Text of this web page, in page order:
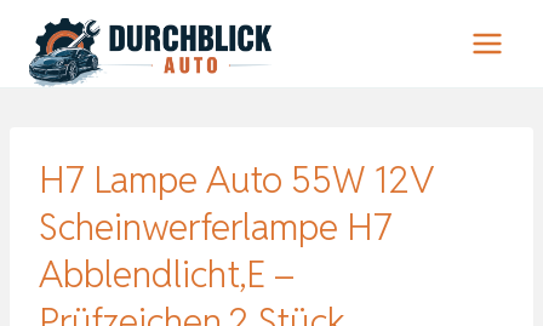
Inhalt
springen
H7 Lampe Auto 55W 12V
Scheinwerferlampe H7
Abblendlicht,E –